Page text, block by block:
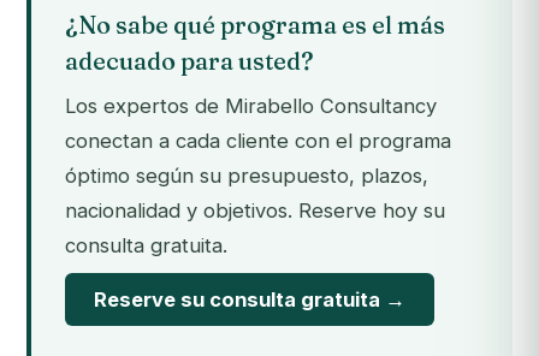
¿No sabe qué programa es el más
adecuado para usted?
Los expertos de Mirabello Consultancy
conectan a cada cliente con el programa
óptimo según su presupuesto, plazos,
nacionalidad y objetivos. Reserve hoy su
consulta gratuita.
Reserve su consulta gratuita →